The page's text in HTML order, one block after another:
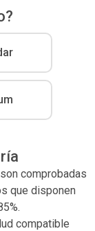
comprobadas
que disponen
compatible